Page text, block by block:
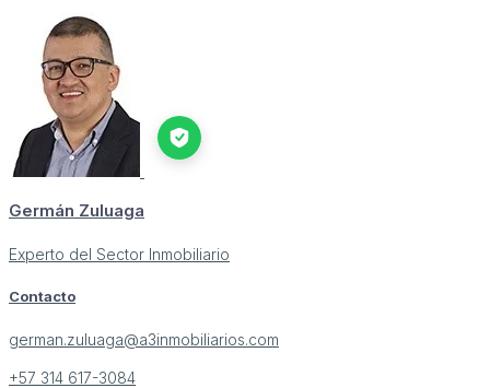
Germán Zuluaga
Experto del Sector Inmobiliario
Contacto
german.zuluaga@a3inmobiliarios.com
+57 314 617-3084